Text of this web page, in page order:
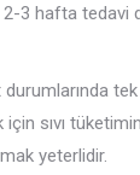
3 hafta tedavi
için sıvı
yeterlidir.